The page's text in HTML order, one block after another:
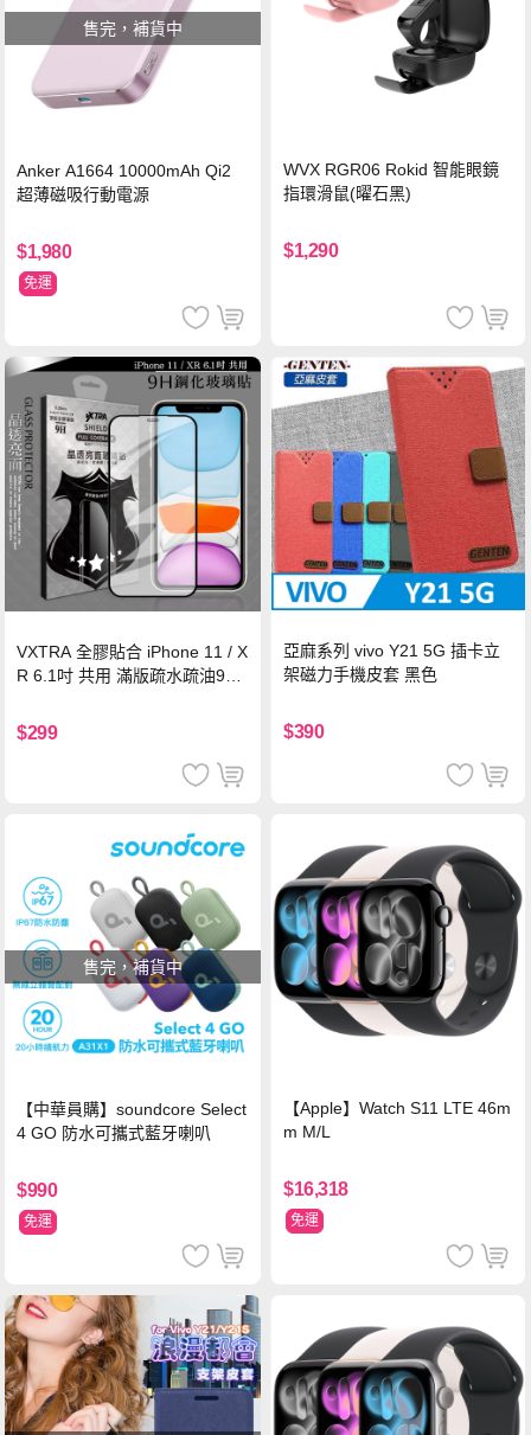
售完，補貨中
Anker A1664 10000mAh Qi2
超薄磁吸行動電源
$1,980
免運
WVX RGR06 Rokid 智能眼鏡
指環滑鼠(曜石黑)
$1,290
VXTRA 全膠貼合 iPhone 11 / X
R 6.1吋 共用 滿版疏水疏油9H
$299
亞麻系列 vivo Y21 5G 插卡立
架磁力手機皮套 黑色
$390
售完，補貨中
【中華員購】soundcore Select
4 GO 防水可攜式藍牙喇叭
$990
免運
【Apple】Watch S11 LTE 46m
m M/L
$16,318
免運